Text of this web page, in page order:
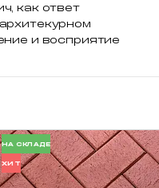
как ответ
и восприятие
НА СКЛАДЕ
ХИТ